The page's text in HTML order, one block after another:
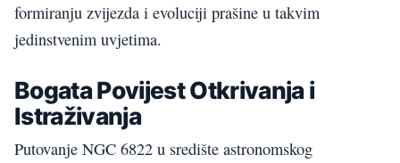
formiranju zvijezda i evoluciji prašine u takvim
jedinstvenim uvjetima.
Bogata Povijest Otkrivanja i
Istraživanja
Putovanje NGC 6822 u središte astronomskog